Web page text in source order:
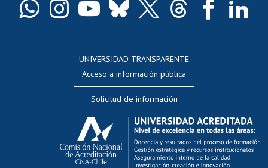
Docentes
Evaluación docente
Calificación académica
Postulación al AUCAI
Funcionarias/os
UNIVERSIDAD TRANSPARENTE
Acceso a información pública
Solicitud de información